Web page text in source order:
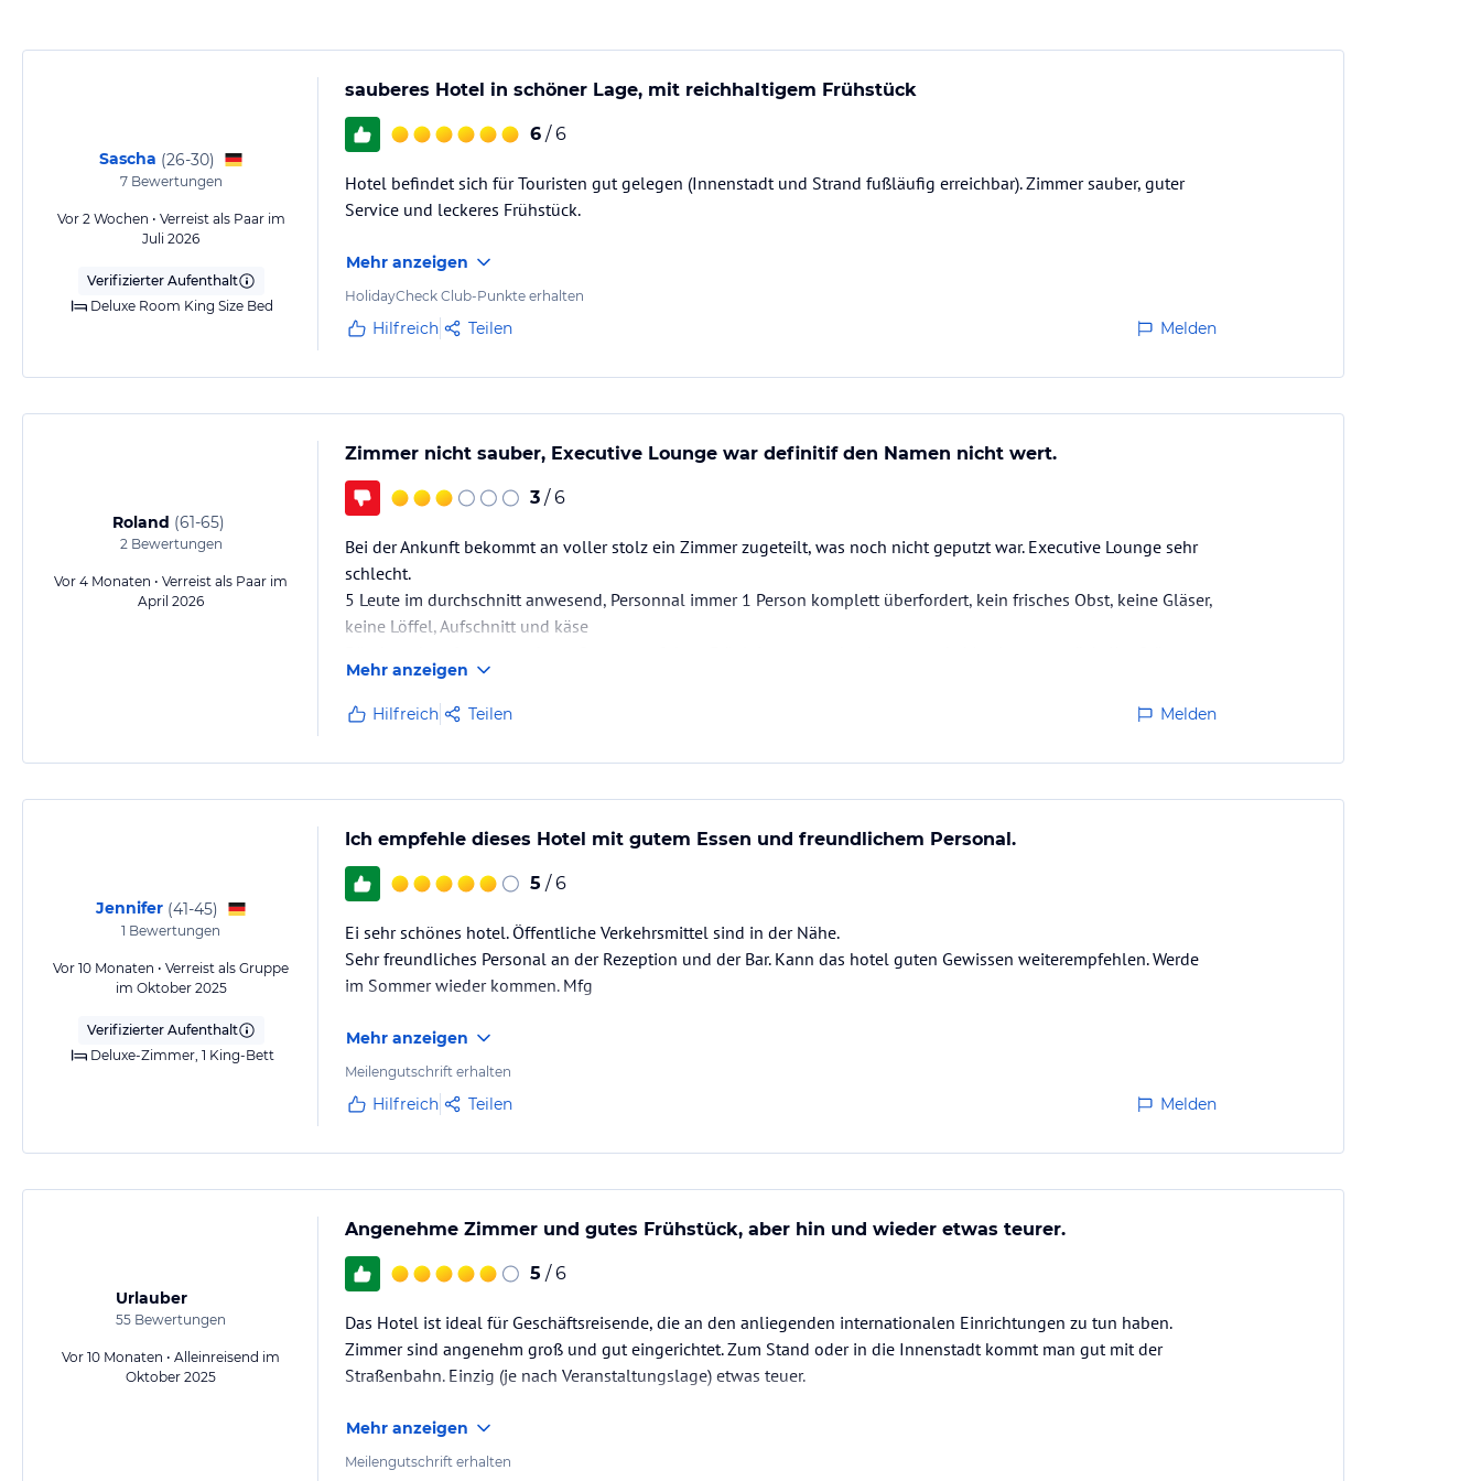
Sascha (26-30)
7Bewertungen
Vor 2 Wochen • Verreist als Paar im
Juli 2026
Verifizierter Aufenthalt
Deluxe Room King Size Bed
sauberes Hotel in schöner Lage, mit reichhaltigem Frühstück
6 / 6
Hotel befindet sich für Touristen gut gelegen (Innenstadt und Strand fußläufig erreichbar). Zimmer sauber, guter
Service und leckeres Frühstück.
Mehr anzeigen
HolidayCheck Club-Punkte erhalten
Hilfreich Teilen Melden
Roland (61-65)
2Bewertungen
Vor 4 Monaten • Verreist als Paar im
April 2026
Zimmer nicht sauber, Executive Lounge war definitif den Namen nicht wert.
3 / 6
Bei der Ankunft bekommt an voller stolz ein Zimmer zugeteilt, was noch nicht geputzt war. Executive Lounge sehr
schlecht.
5 Leute im durchschnitt anwesend, Personnal immer 1 Person komplett überfordert, kein frisches Obst, keine Gläser,
keine Löffel, Aufschnitt und käse
plastikflaschen à la Ketchup. Keineswegs einer Executive lunch würdig.
Buffet allem in allem gar nicht frisch.
3 Tage jedesmal eine…
Mehr anzeigen
Hilfreich Teilen Melden
Jennifer (41-45)
1 Bewertungen
Vor 10 Monaten • Verreist als Gruppe
im Oktober 2025
Verifizierter Aufenthalt
Deluxe-Zimmer, 1 King-Bett
Ich empfehle dieses Hotel mit gutem Essen und freundlichem Personal.
5 / 6
Ei sehr schönes hotel. Öffentliche Verkehrsmittel sind in der Nähe.
Sehr freundliches Personal an der Rezeption und der Bar. Kann das hotel guten Gewissen weiterempfehlen. Werde
im Sommer wieder kommen. Mfg
Mehr anzeigen
Meilengutschrift erhalten
Hilfreich Teilen Melden
Urlauber
55 Bewertungen
Vor 10 Monaten • Alleinreisend im
Oktober 2025
Angenehme Zimmer und gutes Frühstück, aber hin und wieder etwas teurer.
5 / 6
Das Hotel ist ideal für Geschäftsreisende, die an den anliegenden internationalen Einrichtungen zu tun haben.
Zimmer sind angenehm groß und gut eingerichtet. Zum Stand oder in die Innenstadt kommt man gut mit der
Straßenbahn. Einzig (je nach Veranstaltungslage) etwas teuer.
Mehr anzeigen
Meilengutschrift erhalten